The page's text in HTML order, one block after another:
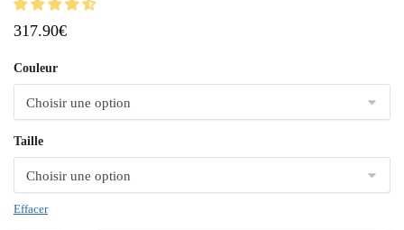
317.90€
Couleur
Taille
Effacer